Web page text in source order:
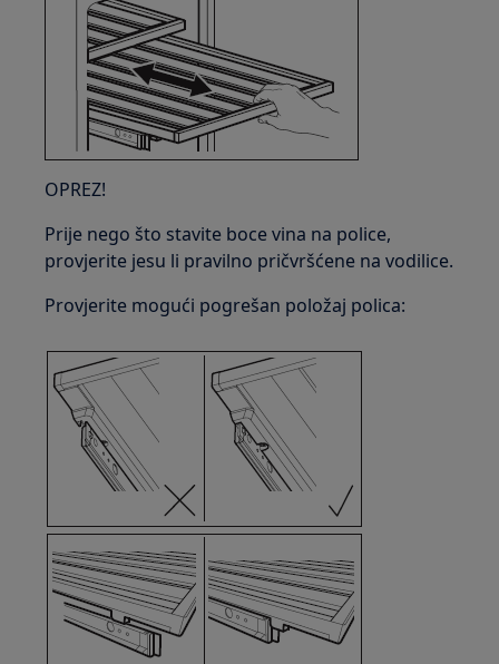
OPREZ!
Prije nego što stavite boce vina na police,
provjerite jesu li pravilno pričvršćene na vodilice.
Provjerite mogući pogrešan položaj polica: